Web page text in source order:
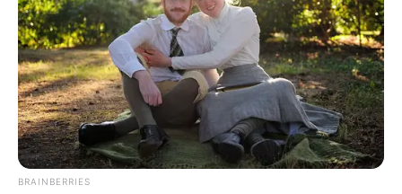
et fractions, prouvent qu’il peut rivaliser avec de bons
éléments. Il ne partira pas favori mais reste capable de
surprendre, surtout si la course est rythmée. En forme
avancée, il mérite d’être repris avec confiance.
BRAINBERRIES